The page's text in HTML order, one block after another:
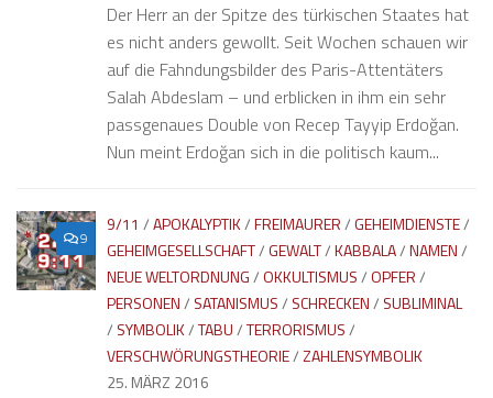
Der Herr an der Spitze des türkischen Staates hat
es nicht anders gewollt. Seit Wochen schauen wir
auf die Fahndungsbilder des Paris-Attentäters
Salah Abdeslam – und erblicken in ihm ein sehr
passgenaues Double von Recep Tayyip Erdoğan.
Nun meint Erdoğan sich in die politisch kaum...
9
9/11 /APOKALYPTIK/FREIMAURER/GEHEIMDIENSTE/
GEHEIMGESELLSCHAFT/GEWALT/KABBALA/NAMEN/
NEUE WELTORDNUNG/OKKULTISMUS/OPFER/
PERSONEN/ SATANISMUS/ SCHRECKEN/ SUBLIMINAL
/ SYMBOLIK/TABU/TERRORISMUS/
VERSCHWÖRUNGSTHEORIE/ZAHLENSYMBOLIK
25. MÄRZ 2016